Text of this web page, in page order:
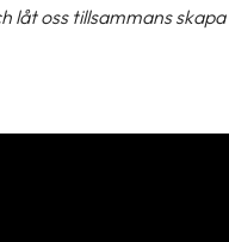
oss tillsammans